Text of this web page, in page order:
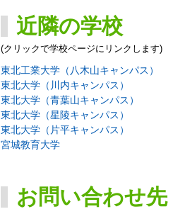
近隣の学校
(クリックで学校ページにリンクします)
東北工業大学（八木山キャンパス）
東北大学（川内キャンパス）
東北大学（青葉山キャンパス）
東北大学（星陵キャンパス）
東北大学（片平キャンパス）
宮城教育大学
お問い合わせ先